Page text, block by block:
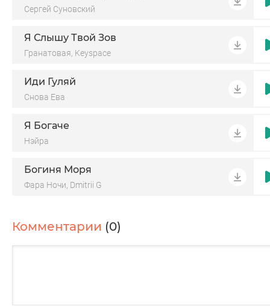
И всех погонь
Как молитву в темноте
И рождается понос
Плоды берёза и жизнь простая
Сергей Суновский
Я Слышу Твой Зов
Гранатовая, Keyspace
Иди Гуляй
Снова Ева
Я Богаче
Нэйра
Богиня Моря
Фара Ночи, Dmitrii G
Комментарии (0)